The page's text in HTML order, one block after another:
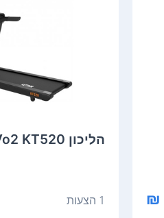
הליכון Vo2 KT520
1 הצעות